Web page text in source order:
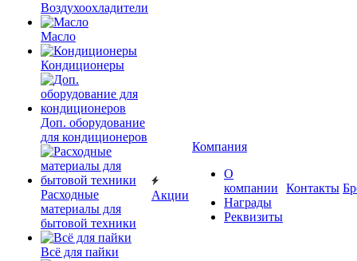
Воздухоохладители
Масло
Кондиционеры
Доп. оборудование
для кондиционеров
Расходные
материалы для
бытовой техники
Всё для пайки
Акции
Компания
О
компании
Награды
Реквизиты
Контакты